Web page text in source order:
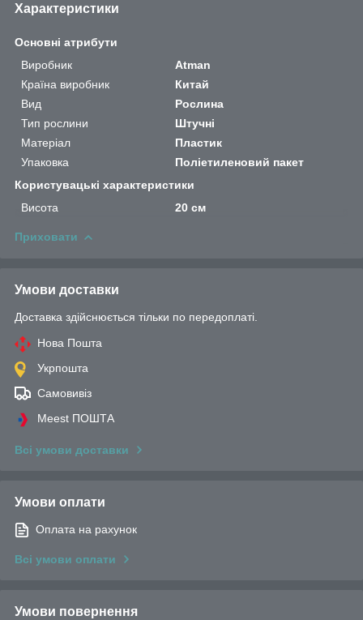
Характеристики
Основні атрибути
Виробник
Atman
Країна виробник
Китай
Вид
Рослина
Тип рослини
Штучні
Матеріал
Пластик
Упаковка
Поліетиленовий пакет
Користувацькі характеристики
Висота
20 см
Приховати
Умови доставки
Доставка здійснюється тільки по передоплаті.
Нова Пошта
Укрпошта
Самовивіз
Meest ПОШТА
Всі умови доставки
Умови оплати
Оплата на рахунок
Всі умови оплати
Умови повернення